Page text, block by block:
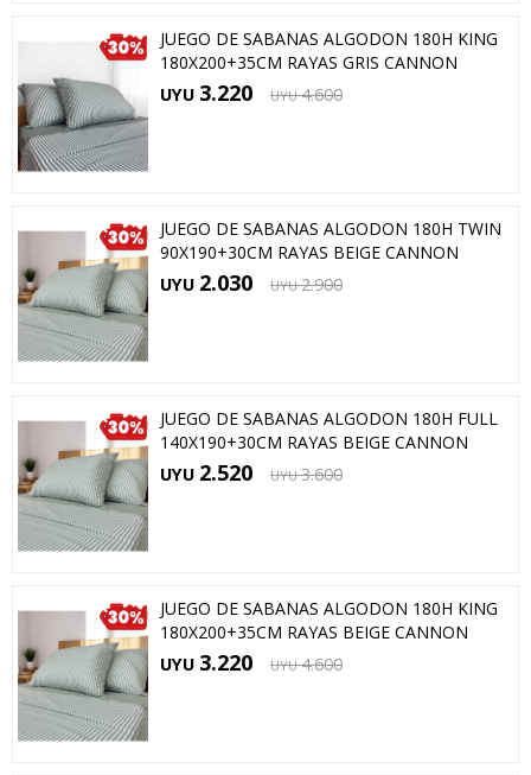
JUEGO DE SABANAS ALGODON 180H KING
180X200+35CM RAYAS GRIS CANNON
UYU 3.220 UYU 4.600
JUEGO DE SABANAS ALGODON 180H TWIN
90X190+30CM RAYAS BEIGE CANNON
UYU 2.030 UYU 2.900
JUEGO DE SABANAS ALGODON 180H FULL
140X190+30CM RAYAS BEIGE CANNON
UYU 2.520 UYU 3.600
JUEGO DE SABANAS ALGODON 180H KING
180X200+35CM RAYAS BEIGE CANNON
UYU 3.220 UYU 4.600